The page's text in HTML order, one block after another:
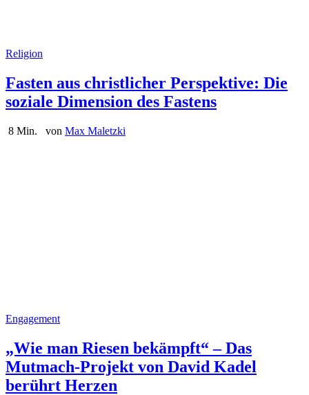
Religion
Fasten aus christlicher Perspektive: Die
soziale Dimension des Fastens
8 Min. von Max Maletzki
Engagement
„Wie man Riesen bekämpft“ – Das
Mutmach-Projekt von David Kadel
berührt Herzen